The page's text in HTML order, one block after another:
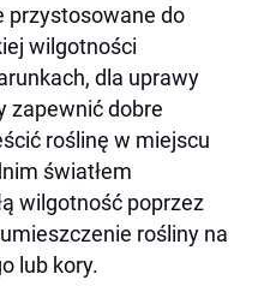
przystosowane do
wilgotności
dla uprawy
zapewnić dobre
roślinę w miejscu
światłem
wilgotność poprzez
rośliny na
lub kory.